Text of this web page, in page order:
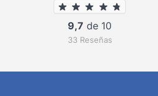
9,7 de 10
33 Reseñas